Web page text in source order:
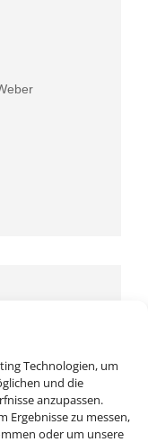
Technologien, um
und die
anzupassen.
Ergebnisse zu messen,
oder um unsere